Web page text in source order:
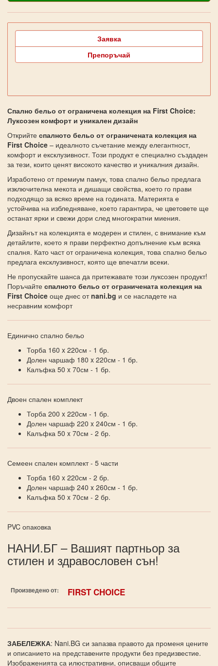
Заявка
Препоръчай
Спално бельо от ограничена колекция на First Choice:
Луксозен комфорт и уникален дизайн
Открийте спалното бельо от ограничената колекция на
First Choice – идеалното съчетание между елегантност,
комфорт и ексклузивност. Този продукт е специално създаден
за тези, които ценят високото качество и уникалния дизайн.
Изработено от премиум памук, това спално бельо предлага
изключителна мекота и дишащи свойства, което го прави
подходящо за всяко време на годината. Материята е
устойчива на избледняване, което гарантира, че цветовете ще
останат ярки и свежи дори след многократни миения.
Дизайнът на колекцията е модерен и стилен, с внимание към
детайлите, което я прави перфектно допълнение към всяка
спалня. Като част от ограничена колекция, това спално бельо
предлага ексклузивност, която ще впечатли всеки.
Не пропускайте шанса да притежавате този луксозен продукт!
Поръчайте спалното бельо от ограничената колекция на
First Choice още днес отnani.bg и се насладете на
несравним комфорт
Единично спално бельо
Торба 160 x 220см - 1 бр.
Долен чаршаф 180 x 220см - 1 бр.
Калъфка 50 x 70см - 1 бр.
Двоен спален комплект
Торба 200 x 220см - 1 бр.
Долен чаршаф 220 x 240см - 1 бр.
Калъфка 50 x 70см - 2 бр.
Семеен спален комплект - 5 части
Торба 160 x 220см - 2 бр.
Долен чаршаф 240 x 260см - 1 бр.
Калъфка 50 x 70см - 2 бр.
PVC опаковка
НАНИ.БГ – Вашият партньор за
стилен и здравословен сън!
Произведено от: FIRST CHOICE
ЗАБЕЛЕЖКА: Nani.BG си запазва правото да променя цените
и описанието на представените продукти без предизвестие.
Изображенията са илюстративни, описващи общите